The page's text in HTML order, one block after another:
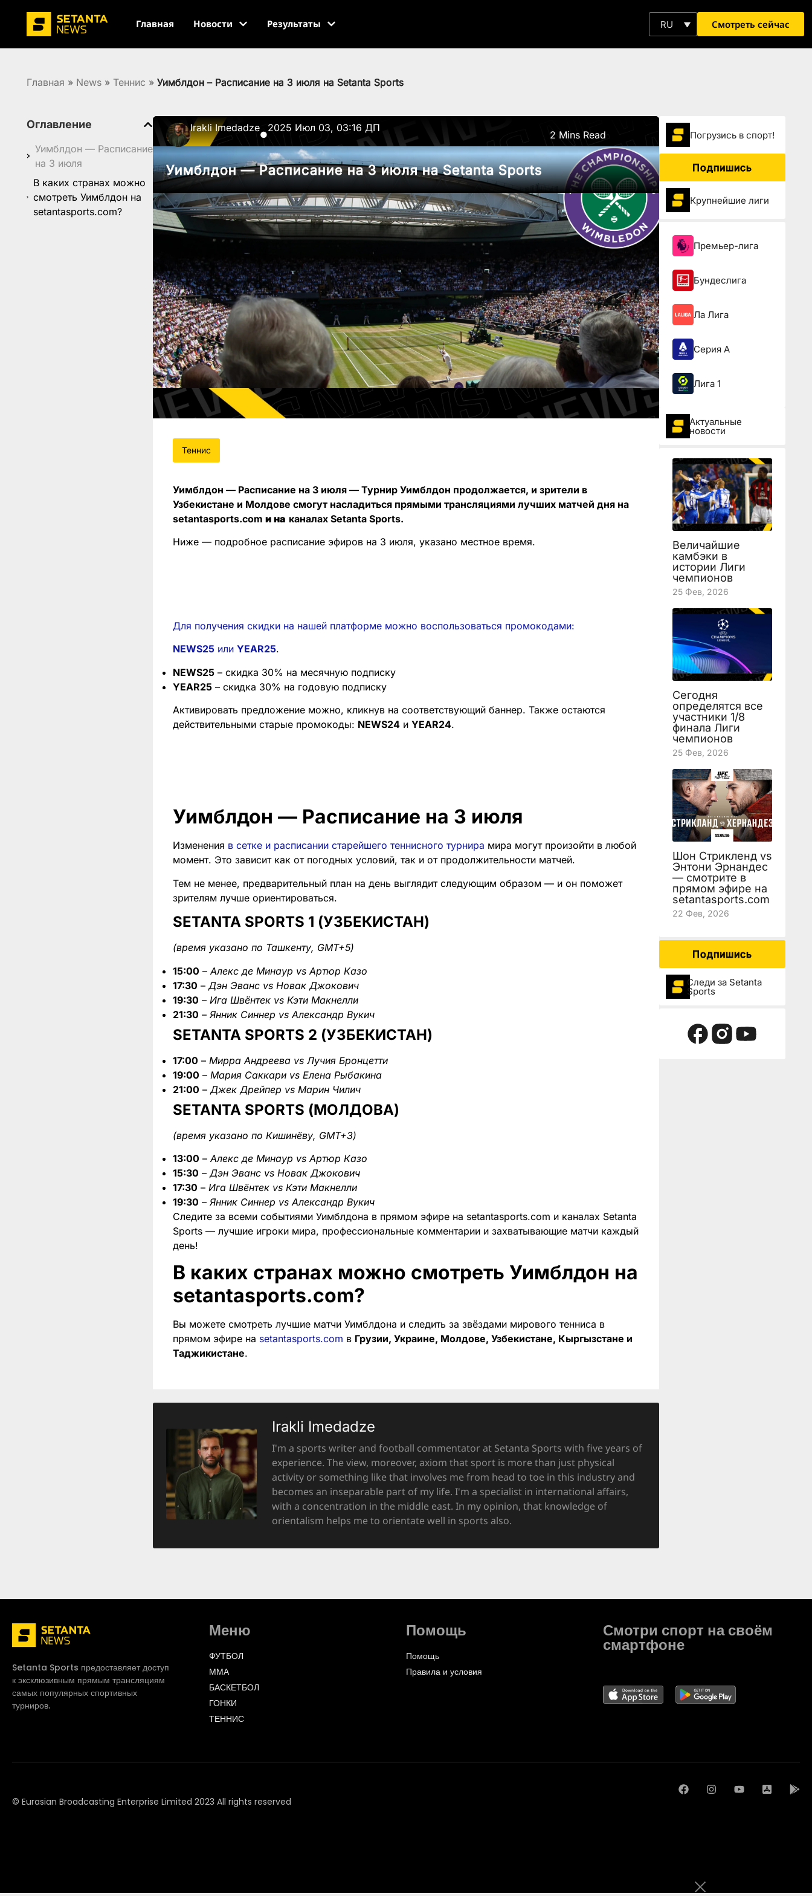
Главная Новости Результаты RU Смотреть сейчас
Главная » News » Теннис » Уимблдон – Расписание на 3 июля на Setanta Sports
Оглавление
Уимблдон — Расписание
на 3 июля
В каких странах можно
смотреть Уимблдон на
setantasports.com?
Irakli Imedadze
●
2025 Июл 03, 03:16 ДП
2 Mins Read
Уимблдон — Расписание на 3 июля на Setanta Sports
Теннис
Уимблдон — Расписание на 3 июля — Турнир Уимблдон продолжается, и зрители в
Узбекистане и Молдове смогут насладиться прямыми трансляциями лучших матчей дня на
setantasports.comи на каналах Setanta Sports.
Ниже — подробное расписание эфиров на 3 июля, указано местное время.
Для получения скидки на нашей платформе можно воспользоваться промокодами:
NEWS25 илиYEAR25.
NEWS25 – скидка 30% на месячную подписку
YEAR25 – скидка 30% на годовую подписку
Активировать предложение можно, кликнув на соответствующий баннер. Также остаются
действительными старые промокоды: NEWS24 иYEAR24.
Уимблдон — Расписание на 3 июля
Изменения в сетке и расписании старейшего теннисного турнира мира могут произойти в любой
момент. Это зависит как от погодных условий, так и от продолжительности матчей.
Тем не менее, предварительный план на день выглядит следующим образом — и он поможет
зрителям лучше ориентироваться.
SETANTA SPORTS 1 (УЗБЕКИСТАН)
(время указано по Ташкенту, GMT+5)
15:00 –Алекс де Минаур vs Артюр Казо
17:30 –Дэн Эванс vs Новак Джокович
19:30 – Ига Швёнтек vs Кэти Макнелли
21:30 –Янник Синнер vs Александр Вукич
SETANTA SPORTS 2 (УЗБЕКИСТАН)
17:00 – Мирра Андреева vs Лучия Бронцетти
19:00 – Мария Саккари vs Елена Рыбакина
21:00 –Джек Дрейпер vs Марин Чилич
SETANTA SPORTS (МОЛДОВА)
(время указано по Кишинёву, GMT+3)
13:00 –Алекс де Минаур vs Артюр Казо
15:30 –Дэн Эванс vs Новак Джокович
17:30 – Ига Швёнтек vs Кэти Макнелли
19:30 –Янник Синнер vs Александр Вукич
Следите за всеми событиями Уимблдона в прямом эфире на setantasports.com и каналах Setanta
Sports — лучшие игроки мира, профессиональные комментарии и захватывающие матчи каждый
день!
В каких странах можно смотреть Уимблдон на
setantasports.com?
Вы можете смотреть лучшие матчи Уимблдона и следить за звёздами мирового тенниса в
прямом эфире на setantasports.com в Грузии, Украине, Молдове, Узбекистане, Кыргызстане и
Таджикистане.
Irakli Imedadze
I'm a sports writer and football commentator at Setanta Sports with five years of
experience. The view, moreover, axiom that sport is more than just physical
activity or something like that involves me from head to toe in this industry and
becomes an inseparable part of my life. I'm a specialist in international affairs,
with a concentration in the middle east. In my opinion, that knowledge of
orientalism helps me to orientate well in sports also.
Погрузиcь в спорт!
Подпишись
Крупнейшие лиги
Премьер-лига
Бундеслига
Ла Лига
Серия А
Лига 1
Актуальные
новости
Величайшие
камбэки в
истории Лиги
чемпионов
25 Фев, 2026
Сегодня
определятся все
участники 1/8
финала Лиги
чемпионов
25 Фев, 2026
Шон Стрикленд vs
Энтони Эрнандес
— смотрите в
прямом эфире на
setantasports.com
22 Фев, 2026
Подпишись
Следи за Setanta
Sports
Setanta Sports предоставляет доступ
к эксклюзивным прямым трансляциям
самых популярных спортивных
турниров.
Меню
ФУТБОЛ
ММА
БАСКЕТБОЛ
ГОНКИ
ТЕННИС
Помощь
Помощь
Правила и условия
Смотри спорт на своём
смартфоне
© Eurasian Broadcasting Enterprise Limited 2023 All rights reserved